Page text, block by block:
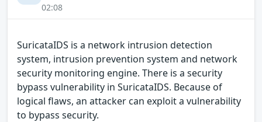
02:08
SuricataIDS is a network intrusion detection
system, intrusion prevention system and network
security monitoring engine. There is a security
bypass vulnerability in SuricataIDS. Because of
logical flaws, an attacker can exploit a vulnerability
to bypass security.